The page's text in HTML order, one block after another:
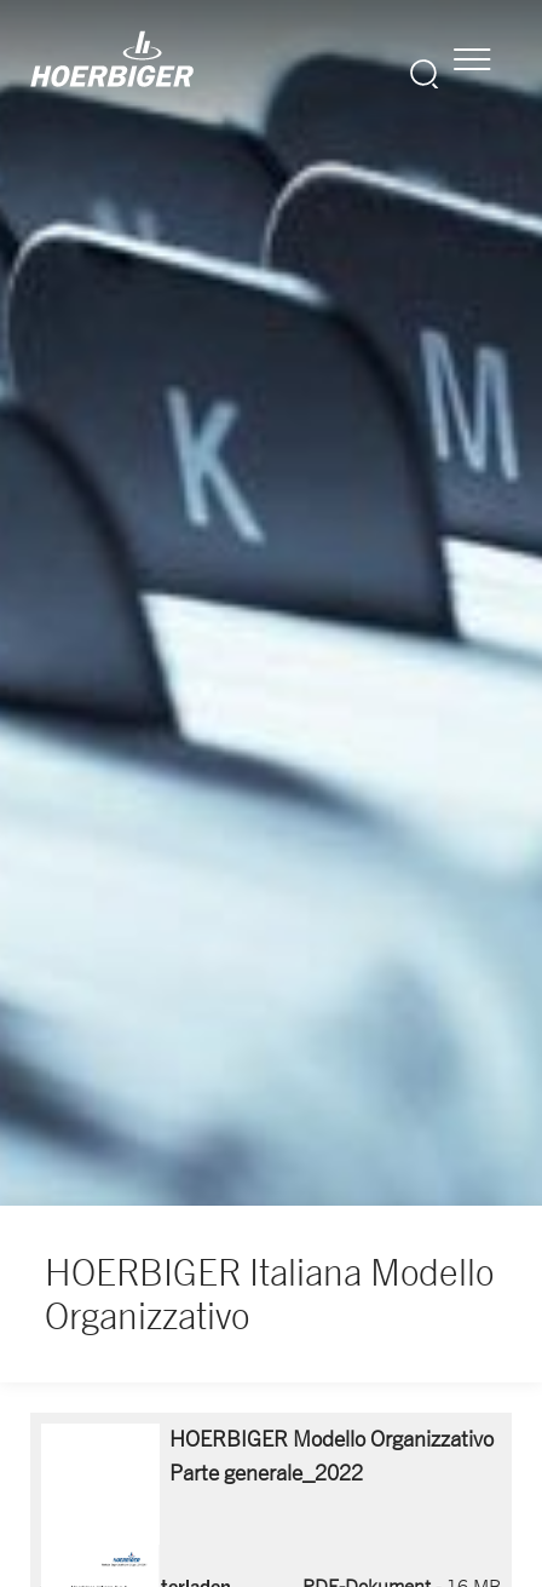
HOERBIGER Italiana Modello
Organizzativo
HOERBIGER Modello Organizzativo
Parte generale_2022